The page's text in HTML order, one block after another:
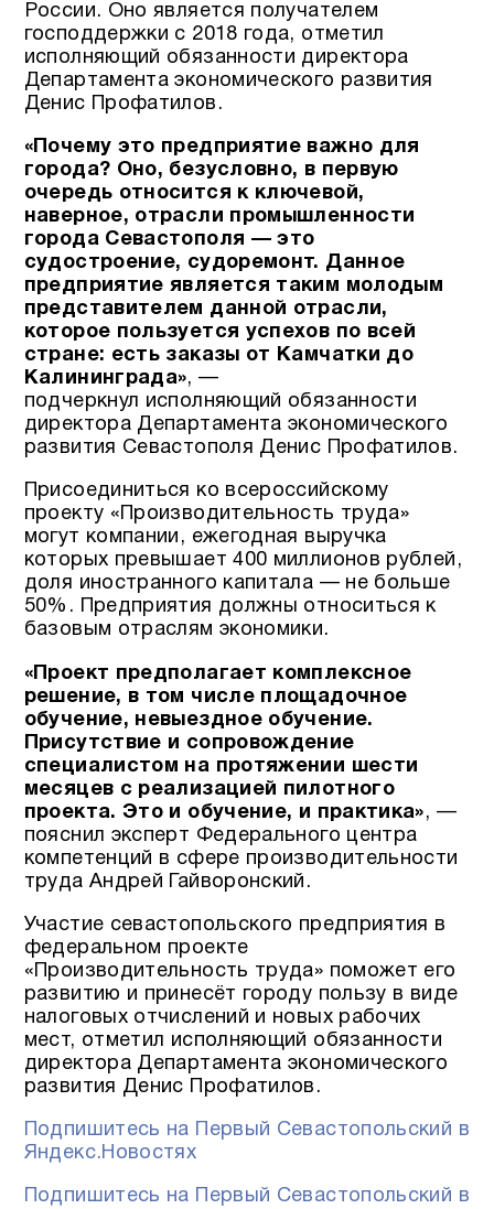
России. Оно является получателем
господдержки с 2018 года, отметил
исполняющий обязанности директора
Департамента экономического развития
Денис Профатилов.
«Почему это предприятие важно для
города? Оно, безусловно, в первую
очередь относится к ключевой,
наверное, отрасли промышленности
города Севастополя — это
судостроение, судоремонт. Данное
предприятие является таким молодым
представителем данной отрасли,
которое пользуется успехов по всей
стране: есть заказы от Камчатки до
Калининграда», —
подчеркнул исполняющий обязанности
директора Департамента экономического
развития Севастополя Денис Профатилов.
Присоединиться ко всероссийскому
проекту «Производительность труда»
могут компании, ежегодная выручка
которых превышает 400 миллионов рублей,
доля иностранного капитала — не больше
50%. Предприятия должны относиться к
базовым отраслям экономики.
«Проект предполагает комплексное
решение, в том числе площадочное
обучение, невыездное обучение.
Присутствие и сопровождение
специалистом на протяжении шести
месяцев с реализацией пилотного
проекта. Это и обучение, и практика», —
пояснил эксперт Федерального центра
компетенций в сфере производительности
труда Андрей Гайворонский.
Участие севастопольского предприятия в
федеральном проекте
«Производительность труда» поможет его
развитию и принесёт городу пользу в виде
налоговых отчислений и новых рабочих
мест, отметил исполняющий обязанности
директора Департамента экономического
развития Денис Профатилов.
Подпишитесь на Первый Севастопольский в
Яндекс.Новостях
Подпишитесь на Первый Севастопольский в